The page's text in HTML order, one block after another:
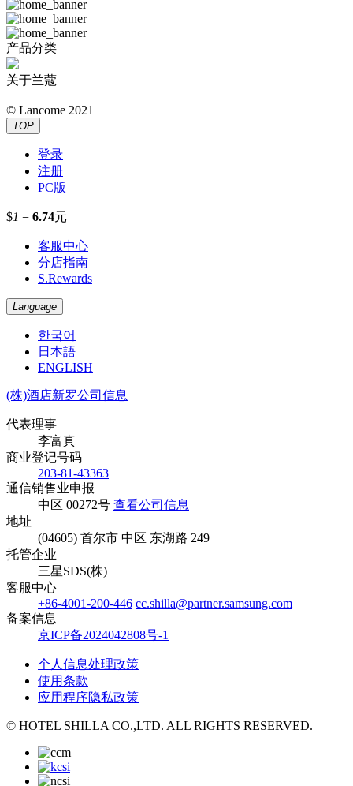
产品分类
关于兰蔻
© Lancome 2021
TOP
登录
注册
PC版
$1 = 6.74元
客服中心
分店指南
S.Rewards
Language
한국어
日本語
ENGLISH
(株)酒店新罗公司信息
代表理事
李富真
商业登记号码
203-81-43363
通信销售业申报
中区 00272号 查看公司信息
地址
(04605) 首尔市 中区 东湖路 249
托管企业
三星SDS(株)
客服中心
+86-4001-200-446 cc.shilla@partner.samsung.com
备案信息
京ICP备2024042808号-1
个人信息处理政策
使用条款
应用程序隐私政策
© HOTEL SHILLA CO.,LTD. ALL RIGHTS RESERVED.